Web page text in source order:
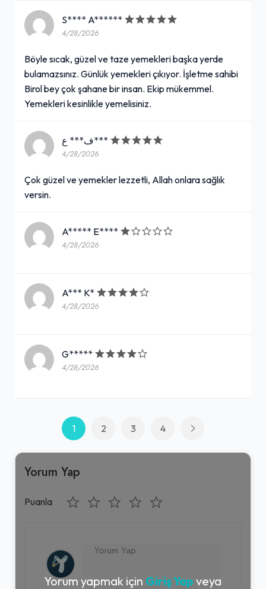
S**** A******
4/28/2026
Böyle sıcak, güzel ve taze yemekleri başka yerde
bulamazsınız. Günlük yemekleri çıkıyor. İşletme sahibi
Birol bey çok şahane bir insan. Ekip mükemmel.
Yemekleri kesinlikle yemelisiniz.
ف*** ع***
4/28/2026
Çok güzel ve yemekler lezzetli, Allah onlara sağlık
versin.
A***** E****
4/28/2026
A*** K*
4/28/2026
G*****
4/28/2026
1 2 3 4
Yorum Yap
Puanla
Yorum yapmak için Giriş Yap veya